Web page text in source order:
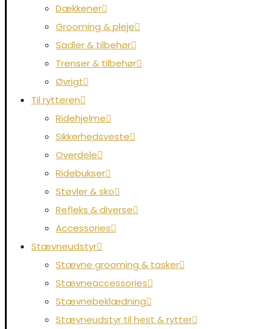
Dækkener
Grooming & pleje
Sadler & tilbehør
Trenser & tilbehør
Øvrigt
Til rytteren
Ridehjelme
Sikkerhedsveste
Overdele
Ridebukser
Støvler & sko
Refleks & diverse
Accessories
Stævneudstyr
Stævne grooming & tasker
Stævneaccessories
Stævnebeklædning
Stævneudstyr til hest & rytter